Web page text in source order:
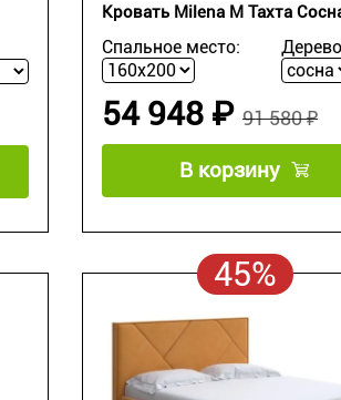
Кровать Milena М Тахта
Спальное место:
91 580 ₽
54 948 ₽
В корзину
45%